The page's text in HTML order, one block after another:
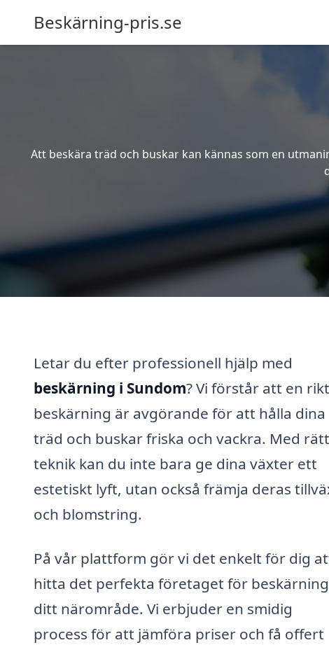
Beskärning-pris.se
Att beskära träd och buskar kan kännas som en
Letar du efter professionell hjälp med
beskärning i Sundom? Vi förstår att en
beskärning är avgörande för att hålla dina
träd och buskar friska och vackra. Med rätt
teknik kan du inte bara ge dina växter ett
estetiskt lyft, utan också främja deras
och blomstring.
På vår plattform gör vi det enkelt för dig
hitta det perfekta företaget för
ditt närområde. Vi erbjuder en smidig
process för att jämföra priser och få offert